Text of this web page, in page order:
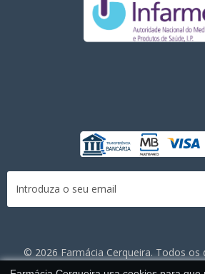
© 2026 Farmácia Cerqueira. Todos os